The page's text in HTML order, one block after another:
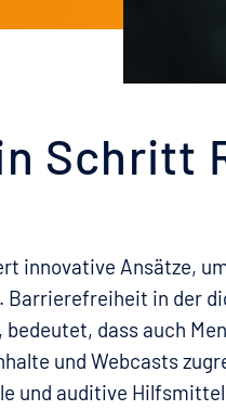
Schritt
innovative Ansätze,
Barrierefreiheit in der
dass auch
und Webcasts
und auditive